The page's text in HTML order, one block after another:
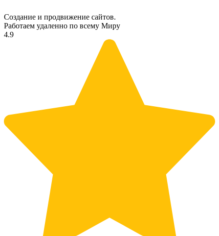
Создание и продвижение сайтов.
Работаем удаленно по всему Миру
4.9